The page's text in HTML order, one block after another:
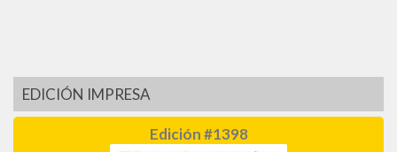
EDICIÓN IMPRESA
Edición #1398